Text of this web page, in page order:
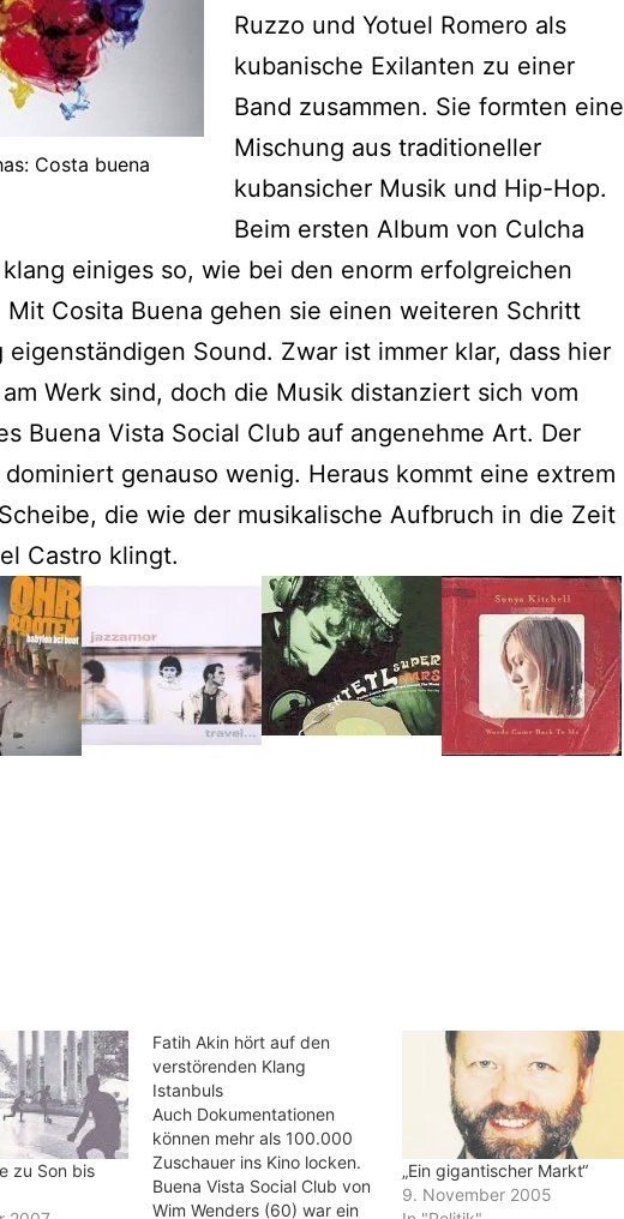
Costa buena
Ruzzo und Yotuel Romero als
kubanische Exilanten zu einer
Band zusammen. Sie formten eine
Mischung aus traditioneller
kubansicher Musik und Hip-Hop.
Beim ersten Album von Culcha
einiges so, wie bei den enorm erfolgreichen
Mit Cosita Buena gehen sie einen weiteren Schritt
eigenständigen Sound. Zwar ist immer klar, dass hier
Werk sind, doch die Musik distanziert sich vom
Buena Vista Social Club auf angenehme Art. Der
genauso wenig. Heraus kommt eine extrem
die wie der musikalische Aufbruch in die Zeit
Castro klingt.
zu Son bis
Fatih Akin hört auf den
verstörenden Klang
Istanbuls
Auch Dokumentationen
können mehr als 100.000
Zuschauer ins Kino locken.
Buena Vista Social Club von
Wim Wenders (60) war ein
„Ein gigantischer Markt“
9. November 2005